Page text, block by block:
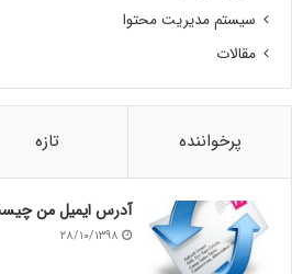
سیستم مدیریت محتوا
مقالات
پرخواننده تازه
آدرس ایمیل من
۲۸/۱۰/۱۳۹۸